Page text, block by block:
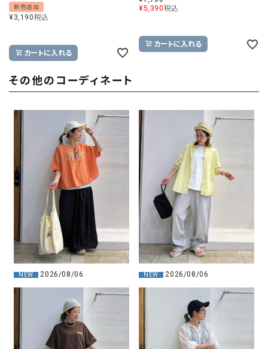
新色追加
¥3,190税込
カートに入れる
¥5,390税込
カートに入れる
その他のコーディネート
NEW 2026/08/06 NEW 2026/08/06